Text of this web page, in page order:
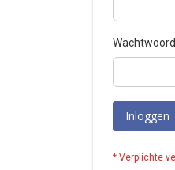
Wachtwoord
Inloggen